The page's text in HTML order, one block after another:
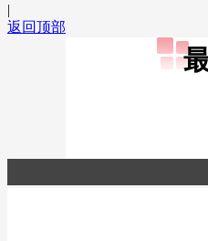
|
返回顶部